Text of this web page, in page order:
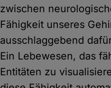
zwischen
Fähigkeit unseres
ausschlaggebend
Ein Lebewesen, das
Entitäten zu